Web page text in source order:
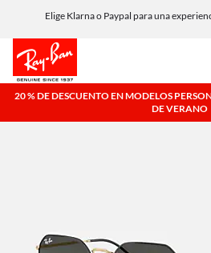
Elige Klarna o Paypal para una
20 % DE DESCUENTO EN MODELOS
DE VERANO